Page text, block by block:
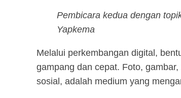
Pembicara kedua dengan
Yapkema
Melalui perkembangan digital,
gampang dan cepat. Foto,
sosial, adalah medium yang